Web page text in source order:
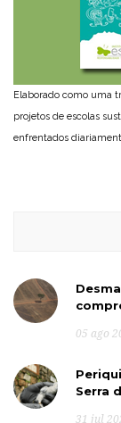
Elaborado como uma
projetos de escolas
enfrentados
05 ago
Serra
31 jul